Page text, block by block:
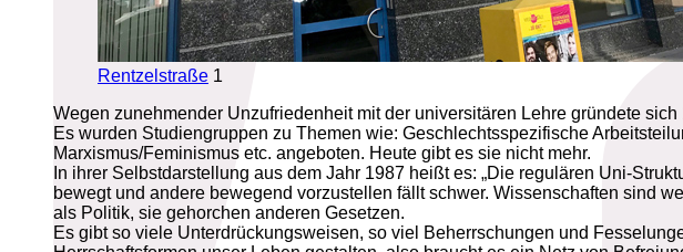
Rentzelstraße 1
Wegen zunehmender Unzufriedenheit mit der universitären Lehre gründete
Es wurden Studiengruppen zu Themen wie: Geschlechtsspezifische
Marxismus/Feminismus etc. angeboten. Heute gibt es sie nicht mehr.
In ihrer Selbstdarstellung aus dem Jahr 1987 heißt es: „Die regulären Uni-
bewegt und andere bewegend vorzustellen fällt schwer. Wissenschaften sind
als Politik, sie gehorchen anderen Gesetzen.
Es gibt so viele Unterdrückungsweisen, so viel Beherrschungen und